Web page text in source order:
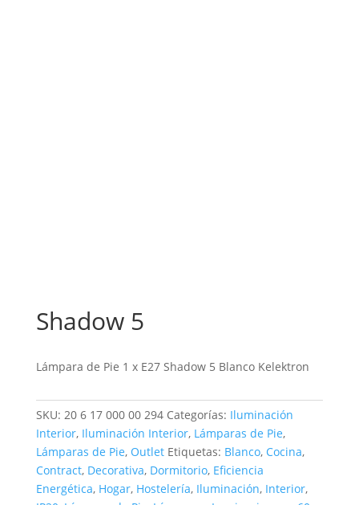
Shadow 5
Lámpara de Pie 1 x E27 Shadow 5 Blanco Kelektron
SKU: 20 6 17 000 00 294 Categorías: Iluminación
Interior, Iluminación Interior, Lámparas de Pie,
Lámparas de Pie, Outlet Etiquetas: Blanco, Cocina,
Contract, Decorativa, Dormitorio, Eficiencia
Energética, Hogar, Hostelería, Iluminación, Interior,